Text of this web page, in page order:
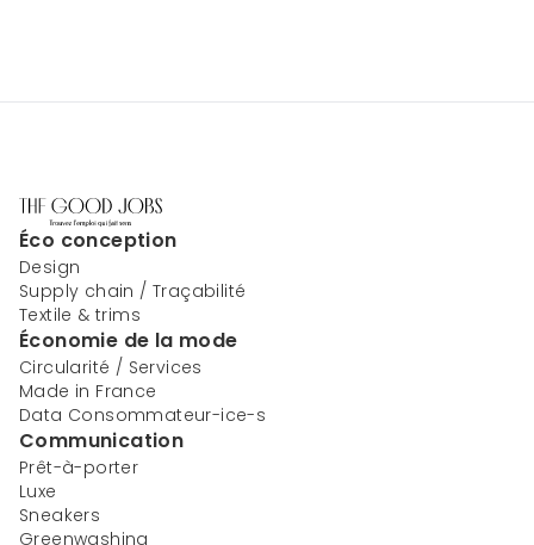
Éco conception
Design
Supply chain / Traçabilité
Textile & trims
Économie de la mode
Circularité / Services
Made in France
Data Consommateur-ice-s
Communication
Prêt-à-porter
Luxe
Sneakers
Greenwashing